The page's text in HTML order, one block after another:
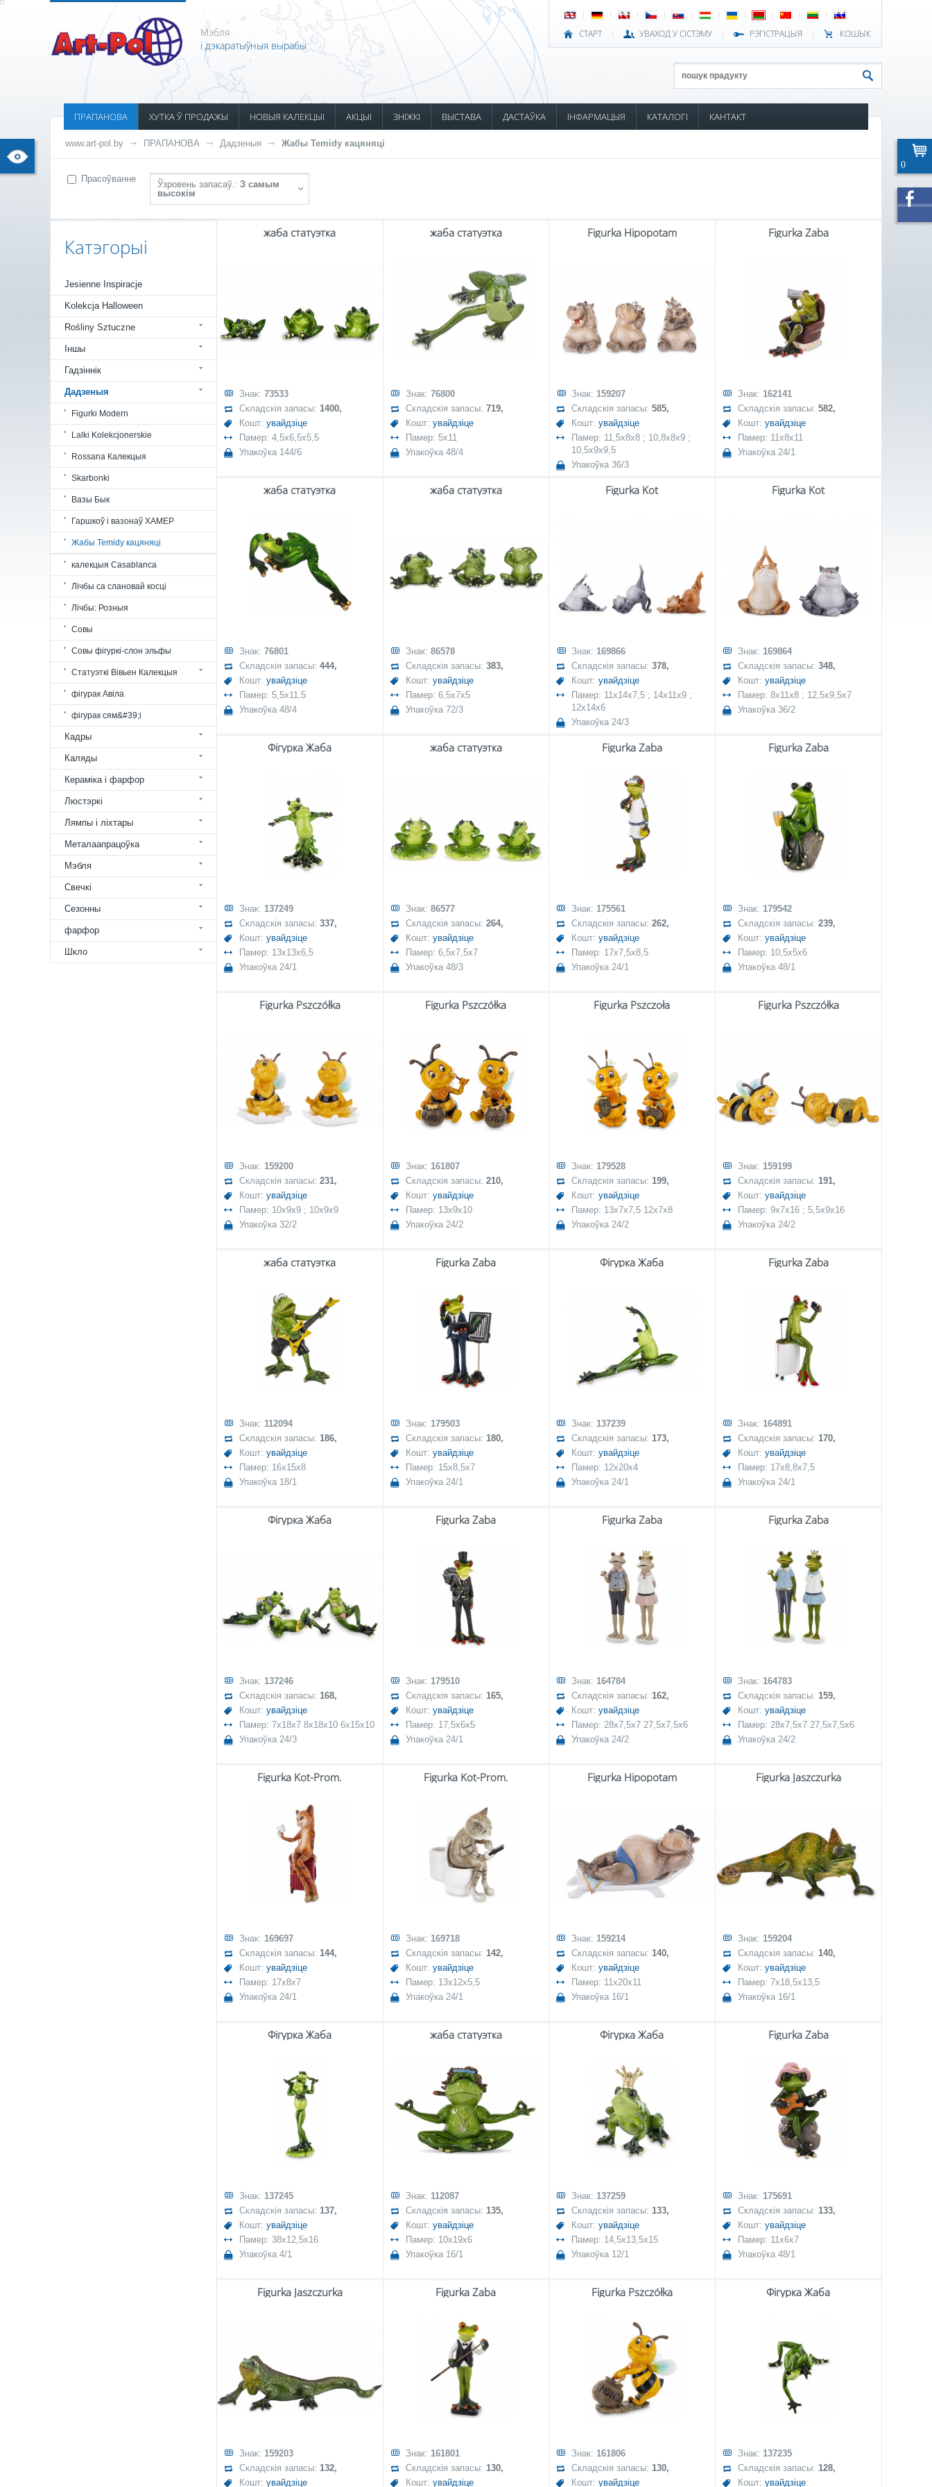
СТАРТ УВАХОД У СІСТЭМУ РЭГІСТРАЦЫЯ КОШЫК
Мэбля
і дэкаратыўныя вырабы
ПРАПАНОВА ХУТКА Ў ПРОДАЖЫ НОВЫЯ КАЛЕКЦЫІ АКЦЫІ ЗНІЖКІ ВЫСТАВА ДАСТАЎКА ІНФАРМАЦЫЯ КАТАЛОГІ КАНТАКТ
www.art-pol.by ПРАПАНОВА Дадзеныя Жабы Temidy кацяняці
Прасоўванне
Ўзровень запасаў.: З самым
высокім
Катэгорыі
Jesienne Inspiracje
Kolekcja Halloween
Rośliny Sztuczne
Іншы
Гадзіннік
Дадзеныя
Figurki Modern
Lalki Kolekcjonerskie
Rossana Калекцыя
Skarbonki
Вазы Бык
Гаршкоў і вазонаў ХАМЕР
Жабы Temidy кацяняці
калекцыя Casablanca
Лічбы са слановай косці
Лічбы: Розныя
Совы
Совы фігуркі-слон эльфы
Статуэткі Вівьен Калекцыя
фігурак Авіла
фігурак сям&#39;і
Кадры
Каляды
Кераміка і фарфор
Люстэркі
Лямпы і ліхтары
Металаапрацоўка
Мэбля
Свечкі
Сезонны
фарфор
Шкло
жаба статуэтка
Знак: 73533
Складскія запасы: 1400,
Кошт: увайдзіце
Памер: 4,5x6,5x5,5
Упакоўка 144/6
жаба статуэтка
Знак: 76800
Складскія запасы: 719,
Кошт: увайдзіце
Памер: 5x11
Упакоўка 48/4
Figurka Hipopotam
Знак: 159207
Складскія запасы: 585,
Кошт: увайдзіце
Памер: 11,5x8x8 ; 10,8x8x9 ;
10,5x9x9,5
Упакоўка 36/3
Figurka Żaba
Знак: 162141
Складскія запасы: 582,
Кошт: увайдзіце
Памер: 11x8x11
Упакоўка 24/1
жаба статуэтка
Знак: 76801
Складскія запасы: 444,
Кошт: увайдзіце
Памер: 5,5x11,5
Упакоўка 48/4
жаба статуэтка
Знак: 86578
Складскія запасы: 383,
Кошт: увайдзіце
Памер: 6,5x7x5
Упакоўка 72/3
Figurka Kot
Знак: 169866
Складскія запасы: 378,
Кошт: увайдзіце
Памер: 11x14x7,5 ; 14x11x9 ;
12x14x6
Упакоўка 24/3
Figurka Kot
Знак: 169864
Складскія запасы: 348,
Кошт: увайдзіце
Памер: 8x11x8 ; 12,5x9,5x7
Упакоўка 36/2
Фігурка Жаба
Знак: 137249
Складскія запасы: 337,
Кошт: увайдзіце
Памер: 13x13x6,5
Упакоўка 24/1
жаба статуэтка
Знак: 86577
Складскія запасы: 264,
Кошт: увайдзіце
Памер: 6,5x7,5x7
Упакоўка 48/3
Figurka Żaba
Знак: 175561
Складскія запасы: 262,
Кошт: увайдзіце
Памер: 17x7,5x8,5
Упакоўка 24/1
Figurka Żaba
Знак: 179542
Складскія запасы: 239,
Кошт: увайдзіце
Памер: 10,5x5x6
Упакоўка 48/1
Figurka Pszczółka
Знак: 159200
Складскія запасы: 231,
Кошт: увайдзіце
Памер: 10x9x9 ; 10x9x9
Упакоўка 32/2
Figurka Pszczółka
Знак: 161807
Складскія запасы: 210,
Кошт: увайдзіце
Памер: 13x9x10
Упакоўка 24/2
Figurka Pszczoła
Знак: 179528
Складскія запасы: 199,
Кошт: увайдзіце
Памер: 13x7x7,5 12x7x8
Упакоўка 24/2
Figurka Pszczółka
Знак: 159199
Складскія запасы: 191,
Кошт: увайдзіце
Памер: 9x7x16 ; 5,5x9x16
Упакоўка 24/2
жаба статуэтка
Знак: 112094
Складскія запасы: 186,
Кошт: увайдзіце
Памер: 16x15x8
Упакоўка 18/1
Figurka Żaba
Знак: 179503
Складскія запасы: 180,
Кошт: увайдзіце
Памер: 15x8,5x7
Упакоўка 24/1
Фігурка Жаба
Знак: 137239
Складскія запасы: 173,
Кошт: увайдзіце
Памер: 12x20x4
Упакоўка 24/1
Figurka Żaba
Знак: 164891
Складскія запасы: 170,
Кошт: увайдзіце
Памер: 17x8,8x7,5
Упакоўка 24/1
Фігурка Жаба
Знак: 137246
Складскія запасы: 168,
Кошт: увайдзіце
Памер: 7x18x7 8x18x10 6x15x10
Упакоўка 24/3
Figurka Żaba
Знак: 179510
Складскія запасы: 165,
Кошт: увайдзіце
Памер: 17,5x6x5
Упакоўка 24/1
Figurka Żaba
Знак: 164784
Складскія запасы: 162,
Кошт: увайдзіце
Памер: 28x7,5x7 27,5x7,5x6
Упакоўка 24/2
Figurka Żaba
Знак: 164783
Складскія запасы: 159,
Кошт: увайдзіце
Памер: 28x7,5x7 27,5x7,5x6
Упакоўка 24/2
Figurka Kot-Prom.
Знак: 169697
Складскія запасы: 144,
Кошт: увайдзіце
Памер: 17x8x7
Упакоўка 24/1
Figurka Kot-Prom.
Знак: 169718
Складскія запасы: 142,
Кошт: увайдзіце
Памер: 13x12x5,5
Упакоўка 24/1
Figurka Hipopotam
Знак: 159214
Складскія запасы: 140,
Кошт: увайдзіце
Памер: 11x20x11
Упакоўка 16/1
Figurka Jaszczurka
Знак: 159204
Складскія запасы: 140,
Кошт: увайдзіце
Памер: 7x18,5x13,5
Упакоўка 16/1
Фігурка Жаба
Знак: 137245
Складскія запасы: 137,
Кошт: увайдзіце
Памер: 38x12,5x16
Упакоўка 4/1
жаба статуэтка
Знак: 112087
Складскія запасы: 135,
Кошт: увайдзіце
Памер: 10x19x6
Упакоўка 16/1
Фігурка Жаба
Знак: 137259
Складскія запасы: 133,
Кошт: увайдзіце
Памер: 14,5x13,5x15
Упакоўка 12/1
Figurka Żaba
Знак: 175691
Складскія запасы: 133,
Кошт: увайдзіце
Памер: 11x6x7
Упакоўка 48/1
Figurka Jaszczurka
Знак: 159203
Складскія запасы: 132,
Кошт: увайдзіце
Figurka Żaba
Знак: 161801
Складскія запасы: 130,
Кошт: увайдзіце
Figurka Pszczółka
Знак: 161806
Складскія запасы: 130,
Кошт: увайдзіце
Фігурка Жаба
Знак: 137235
Складскія запасы: 128,
Кошт: увайдзіце
0